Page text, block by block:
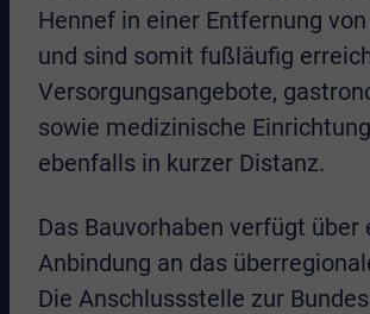
Hennef in einer Entfernung
und sind somit fußläufig
Versorgungsangebote,
sowie medizinische
ebenfalls in kurzer Distanz.
Das Bauvorhaben verfügt über
Anbindung an das
Die Anschlussstelle zur